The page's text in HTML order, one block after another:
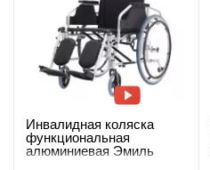
Инвалидная коляска
функциональная
алюминиевая Эмиль